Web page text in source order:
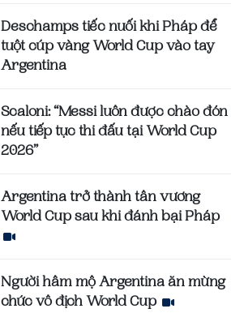
Deschamps tiếc nuối khi Pháp để
tuột cúp vàng World Cup vào tay
Argentina
Scaloni: “Messi luôn được chào đón
nếu tiếp tục thi đấu tại World Cup
2026”
Argentina trở thành tân vương
World Cup sau khi đánh bại Pháp
Người hâm mộ Argentina ăn mừng
chức vô địch World Cup